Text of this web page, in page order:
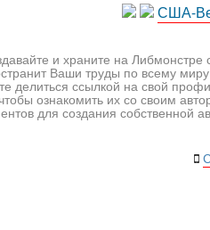
США-
и храните на Либмонстре
Ваши труды по всему
делиться ссылкой на свой
ознакомить их со своим
для создания собственной